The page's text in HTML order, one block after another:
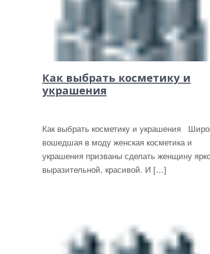
Как выбрать косметику и
украшения
Как выбрать косметику и украшения
вошедшая в моду женская косметика и
украшения призваны сделать женщину
выразительной, красивой. И […]